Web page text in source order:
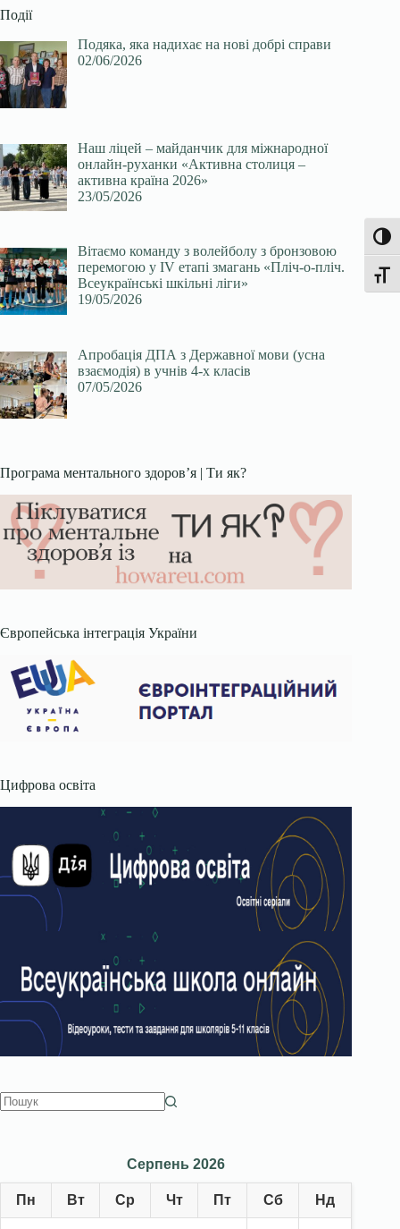
Події
Подяка, яка надихає на нові добрі справи
02/06/2026
Наш ліцей – майданчик для міжнародної
онлайн-руханки «Активна столиця –
активна країна 2026»
23/05/2026
Вітаємо команду з волейболу з бронзовою
перемогою у ІV етапі змагань «Пліч-о-пліч.
Всеукраїнські шкільні ліги»
19/05/2026
Апробація ДПА з Державної мови (усна
взаємодія) в учнів 4-х класів
07/05/2026
Програма ментального здоров’я | Ти як?
Європейська інтеграція України
Цифрова освіта
Серпень 2026
Пн Вт Ср Чт Пт Сб Нд